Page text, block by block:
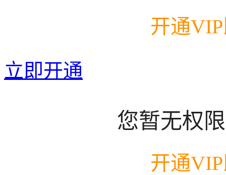
开通
立即开通
您暂无权
开通